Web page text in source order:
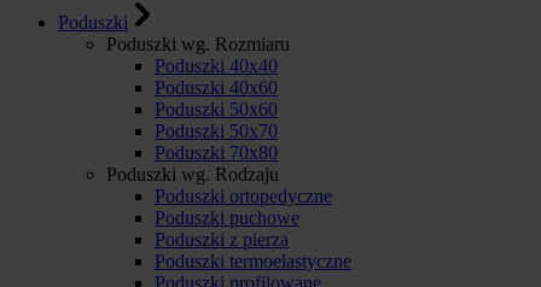
Poduszki
Poduszki wg. Rozmiaru
Poduszki 40x40
Poduszki 40x60
Poduszki 50x60
Poduszki 50x70
Poduszki 70x80
Poduszki wg. Rodzaju
Poduszki ortopedyczne
Poduszki puchowe
Poduszki z pierza
Poduszki termoelastyczne
Poduszki profilowane